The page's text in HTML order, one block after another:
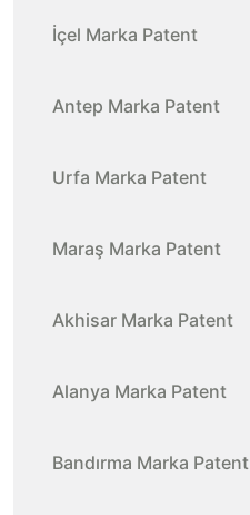
İçel Marka Patent
Antep Marka Patent
Urfa Marka Patent
Maraş Marka Patent
Akhisar Marka Patent
Alanya Marka Patent
Bandırma Marka Patent